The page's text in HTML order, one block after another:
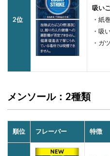
2位
吸い
・紙
・吸
・ガ
メンソール：2種類
順位 フレーバー 特徴